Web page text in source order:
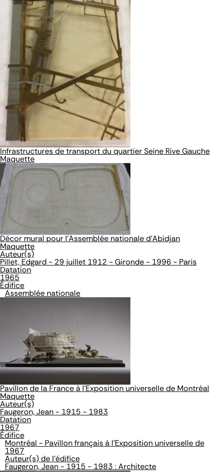
Infrastructures de transport du quartier Seine Rive Gauche
Maquette
Décor mural pour l'Assemblée nationale d'Abidjan
Maquette
Auteur(s)
Pillet, Edgard - 29 juillet 1912 - Gironde - 1996 - Paris
Datation
1965
Édifice
Assemblée nationale
Pavillon de la France à l'Exposition universelle de Montréal
Maquette
Auteur(s)
Faugeron, Jean - 1915 - 1983
Datation
1967
Édifice
Montréal - Pavillon français à l'Exposition universelle de
1967
Auteur(s) de l'édifice
Faugeron, Jean - 1915 - 1983 : Architecte